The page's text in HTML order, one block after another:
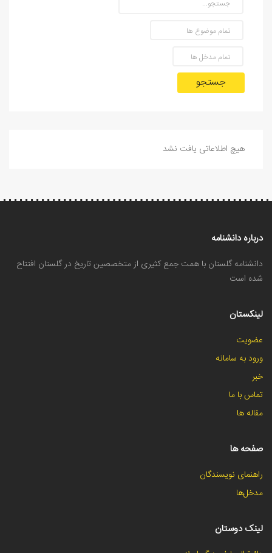
جستجو
هیچ اطلاعاتی یافت نشد
درباره دانشنامه
دانشنامه گلستان با همت جمع کثیری از متخصصین تاریخ در گلستان افتتاح
شده است
لینکستان
عضویت
ورود به سامانه
خبر
تماس با ما
مقاله ها
صفحه ها
راهنمای نویسندگان
مدخل‌ها
لینک دوستان